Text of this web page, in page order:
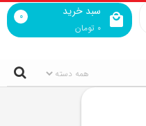
سبد خرید
0 تومان
0